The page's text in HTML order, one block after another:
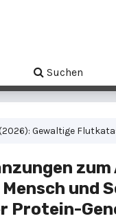
Suchen
(2026): Gewaltige
und